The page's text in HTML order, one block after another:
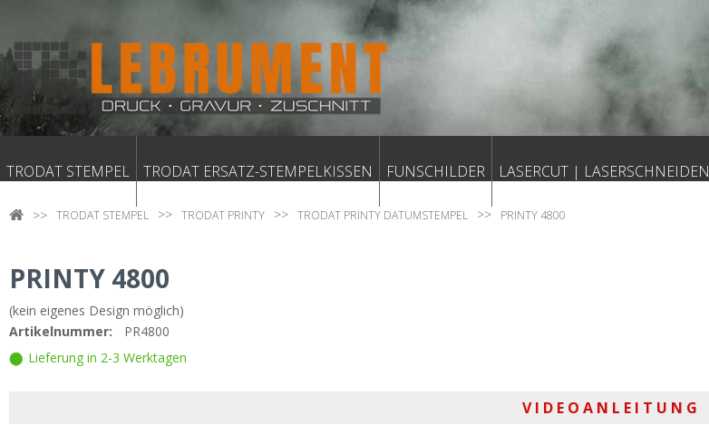
TRODAT STEMPEL TRODAT ERSATZ-STEMPELKISSEN FUNSCHILDER LASERCUT | LASERSCHNEIDEN
TRODAT STEMPEL TRODAT PRINTY TRODAT PRINTY DATUMSTEMPEL PRINTY 4800
PRINTY 4800
(kein eigenes Design möglich)
Artikelnummer:
PR4800
Lieferung in 2-3 Werktagen
V I D E O A N L E I T U N G